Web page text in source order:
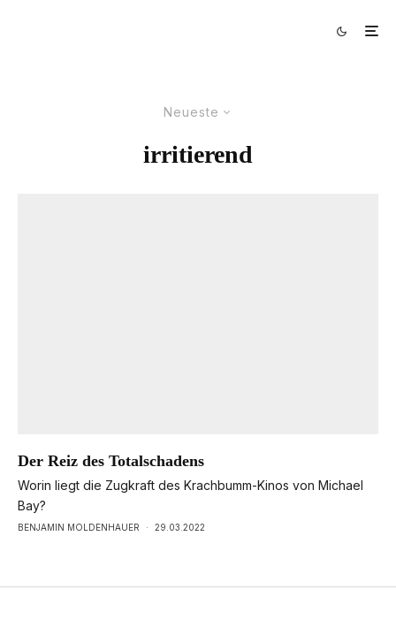
Neueste
irritierend
Der Reiz des Totalschadens
Worin liegt die Zugkraft des Krachbumm-Kinos von Michael
Bay?
BENJAMIN MOLDENHAUER · 29.03.2022